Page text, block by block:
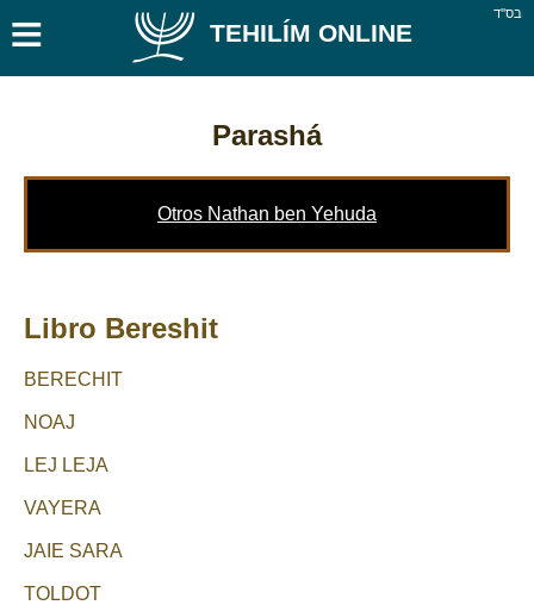
בס''ד ≡ TEHILÍM ONLINE
Parashá
Otros Nathan ben Yehuda
Libro Bereshit
BERECHIT
NOAJ
LEJ LEJA
VAYERA
JAIE SARA
TOLDOT